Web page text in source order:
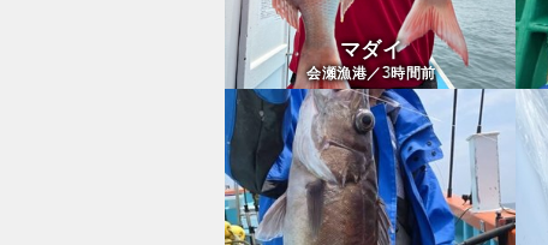
マダイ
会瀬漁港／3時間前